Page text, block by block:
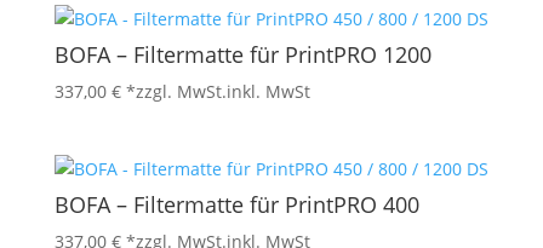
BOFA – Filtermatte für PrintPRO 1200
337,00 € *zzgl. MwSt.inkl. MwSt
BOFA – Filtermatte für PrintPRO 400
337,00 € *zzgl. MwSt.inkl. MwSt